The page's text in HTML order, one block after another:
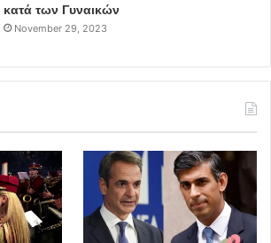
κατά των Γυναικών
November 29, 2023